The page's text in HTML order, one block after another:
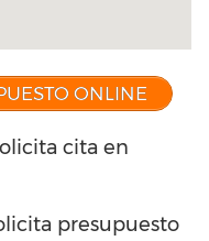
ONLINE
cita en
presupuesto